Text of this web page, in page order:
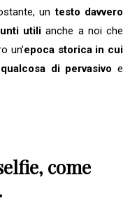
un testo davvero
utili anche a noi che
un’epoca storica in cui
di pervasivo e
come